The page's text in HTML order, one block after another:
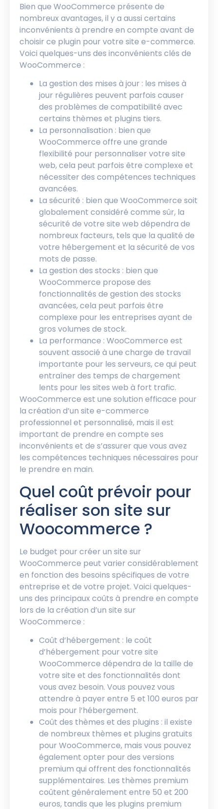
Bien que WooCommerce présente de
nombreux avantages, il y a aussi certains
inconvénients à prendre en compte avant de
choisir ce plugin pour votre site e-commerce.
Voici quelques-uns des inconvénients clés de
WooCommerce :
La gestion des mises à jour : les mises à
jour régulières peuvent parfois causer
des problèmes de compatibilité avec
certains thèmes et plugins tiers.
La personnalisation : bien que
WooCommerce offre une grande
flexibilité pour personnaliser votre site
web, cela peut parfois être complexe et
nécessiter des compétences techniques
avancées.
La sécurité : bien que WooCommerce soit
globalement considéré comme sûr, la
sécurité de votre site web dépendra de
nombreux facteurs, tels que la qualité de
votre hébergement et la sécurité de vos
mots de passe.
La gestion des stocks : bien que
WooCommerce propose des
fonctionnalités de gestion des stocks
avancées, cela peut parfois être
complexe pour les entreprises ayant de
gros volumes de stock.
La performance : WooCommerce est
souvent associé à une charge de travail
importante pour les serveurs, ce qui peut
entraîner des temps de chargement
lents pour les sites web à fort trafic.
WooCommerce est une solution efficace pour
la création d’un site e-commerce
professionnel et personnalisé, mais il est
important de prendre en compte ses
inconvénients et de s’assurer que vous avez
les compétences techniques nécessaires pour
le prendre en main.
Quel coût prévoir pour
réaliser son site sur
Woocommerce ?
Le budget pour créer un site sur
WooCommerce peut varier considérablement
en fonction des besoins spécifiques de votre
entreprise et de votre projet. Voici quelques-
uns des principaux coûts à prendre en compte
lors de la création d’un site sur
WooCommerce :
Coût d’hébergement : le coût
d’hébergement pour votre site
WooCommerce dépendra de la taille de
votre site et des fonctionnalités dont
vous avez besoin. Vous pouvez vous
attendre à payer entre 5 et 100 euros par
mois pour l’hébergement.
Coût des thèmes et des plugins : il existe
de nombreux thèmes et plugins gratuits
pour WooCommerce, mais vous pouvez
également opter pour des versions
premium qui offrent des fonctionnalités
supplémentaires. Les thèmes premium
coûtent généralement entre 50 et 200
euros, tandis que les plugins premium